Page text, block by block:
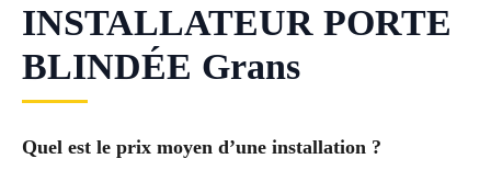
INSTALLATEUR PORTE
BLINDÉE Grans
Quel est le prix moyen d’une installation ?